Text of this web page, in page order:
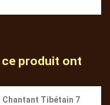
ce produit ont
Chantant Tibétain 7